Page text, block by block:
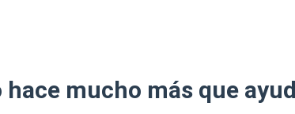
hace mucho más que